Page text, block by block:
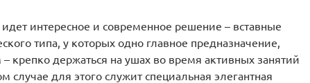
интересное и современное решение – вставные
типа, у которых одно главное предназначение,
крепко держаться на ушах во время активных занятий
случае для этого служит специальная элегантная